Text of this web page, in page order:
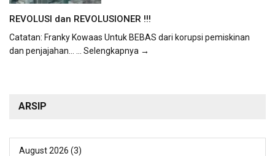
REVOLUSI dan REVOLUSIONER !!!
Catatan: Franky Kowaas Untuk BEBAS dari korupsi pemiskinan
dan penjajahan...
... Selengkapnya →
ARSIP
August 2026 (3)